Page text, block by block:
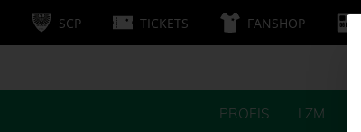
SCP TICKETS FANSHOP
PROFIS LZM